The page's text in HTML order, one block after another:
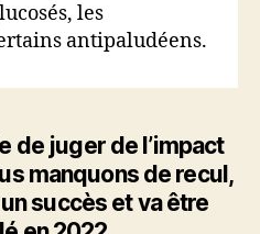
les
antipaludéens.
de juger de l’impact
manquons de recul,
succès et va être